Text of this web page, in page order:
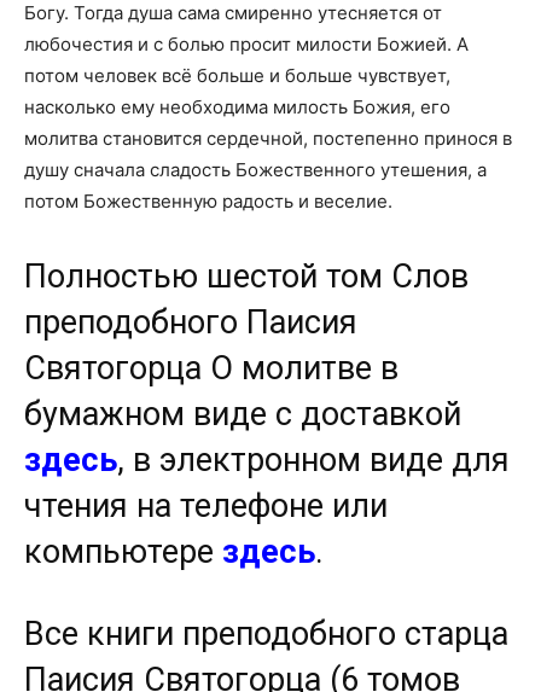
Богу. Тогда душа сама смиренно утесняется от
любочестия и с болью просит милости Божией. А
потом человек всё больше и больше чувствует,
насколько ему необходима милость Божия, его
молитва становится сердечной, постепенно принося в
душу сначала сладость Божественного утешения, а
потом Божественную радость и веселие.
Полностью шестой том Слов
преподобного Паисия
Святогорца О молитве в
бумажном виде с доставкой
здесь, в электронном виде для
чтения на телефоне или
компьютере здесь.
Все книги преподобного старца
Паисия Святогорца (6 томов